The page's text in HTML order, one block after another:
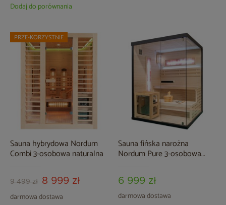
Dodaj do porównania
Sauna hybrydowa Nordum
Combi 3-osobowa naturalna
9 499 zł 8 999 zł
darmowa dostawa
PRZE-KORZYSTNIE
Sauna fińska narożna
Nordum Pure 3-osobowa
6 999 zł
darmowa dostawa